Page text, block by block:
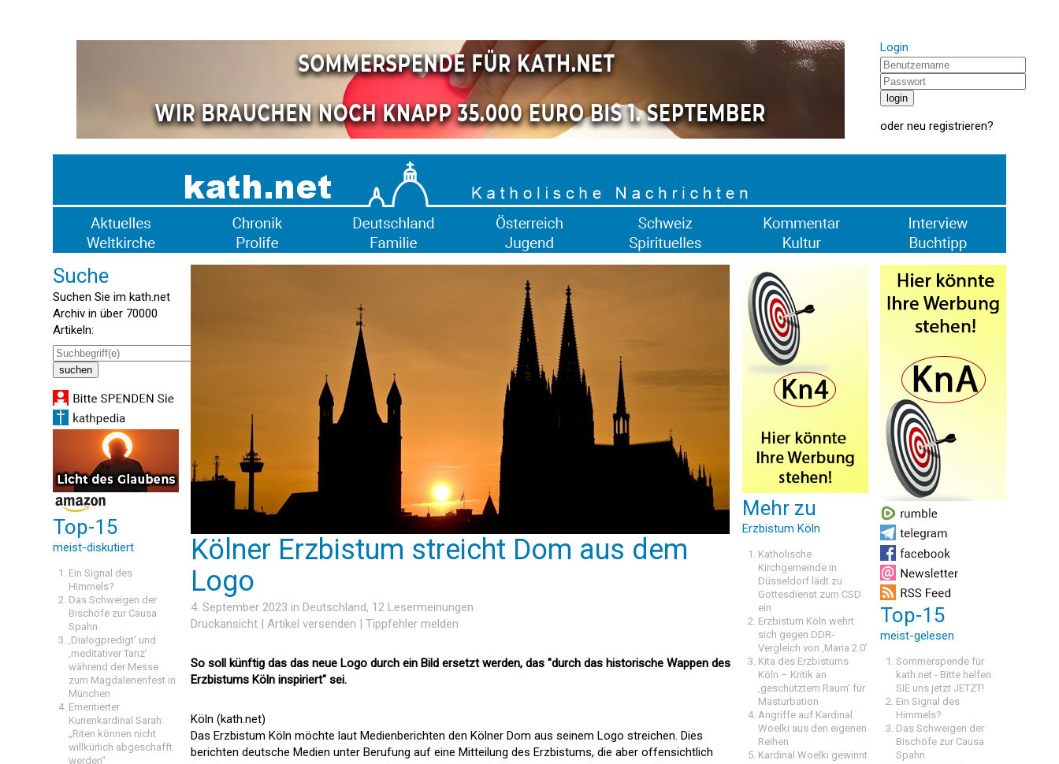
Login
oder neu registrieren?
Suche
Suchen Sie im kath.net
Archiv in über 70000
Artikeln:
Top-15
meist-diskutiert
Ein Signal des
Himmels?
Das Schweigen der
Bischöfe zur Causa
Spahn
‚Dialogpredigt‘ und
‚meditativer Tanz’
während der Messe
zum Magdalenenfest in
München
Emeritierter
Kurienkardinal Sarah:
„Riten können nicht
willkürlich abgeschafft
werden“
Kölner Erzbistum streicht Dom aus dem
Logo
4. September 2023 in Deutschland, 12 Lesermeinungen
Druckansicht | Artikel versenden | Tippfehler melden
So soll künftig das das neue Logo durch ein Bild ersetzt werden, das "durch das historische Wappen des
Erzbistums Köln inspiriert" sei.
Köln (kath.net)
Das Erzbistum Köln möchte laut Medienberichten den Kölner Dom aus seinem Logo streichen. Dies
berichten deutsche Medien unter Berufung auf eine Mitteilung des Erzbistums, die aber offensichtlich
Mehr zu
Erzbistum Köln
Katholische
Kirchgemeinde in
Düsseldorf lädt zu
Gottesdienst zum CSD
ein
Erzbistum Köln wehrt
sich gegen DDR-
Vergleich von ‚Maria 2.0’
Kita des Erzbistums
Köln – Kritik an
‚geschütztem Raum’ für
Masturbation
Angriffe auf Kardinal
Woelki aus den eigenen
Reihen
Kardinal Woelki gewinnt
Top-15
meist-gelesen
Sommerspende für
kath.net - Bitte helfen
SIE uns jetzt JETZT!
Ein Signal des
Himmels?
Das Schweigen der
Bischöfe zur Causa
Spahn